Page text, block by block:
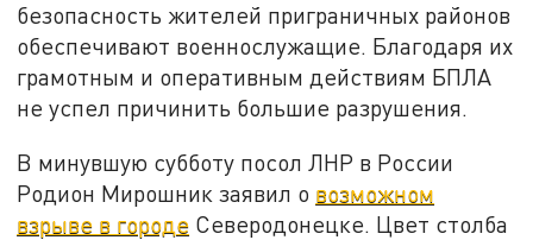
безопасность жителей приграничных районов
обеспечивают военнослужащие. Благодаря их
грамотным и оперативным действиям БПЛА
не успел причинить большие разрушения.
В минувшую субботу посол ЛНР в России
Родион Мирошник заявил о возможном
взрыве в городе Северодонецке. Цвет столба